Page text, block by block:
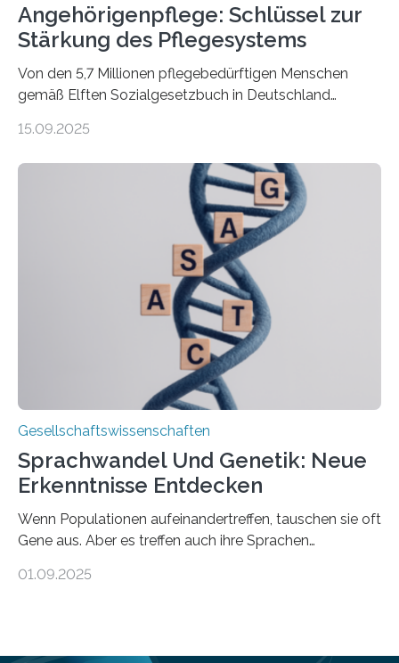
Angehörigenpflege: Schlüssel zur
Stärkung des Pflegesystems
Von den 5,7 Millionen pflegebedürftigen Menschen
gemäß Elften Sozialgesetzbuch in Deutschland
2050 wird eine Zunahme der Pflegebedürftigen auf 9
Wissenschaftler*innen des Deutschen Zentrums für
Altersfragen, des DIW Berlin und der TU Dortmund
aktuelle Pflegearrangements. Besonderes Augenmerk
wurde auf die Unterschiede zwischen Angehörigen-
und Zugehörigenpflege in und außerhalb des eigenen
Haushalts gelegt. Pflege im eigenen Haushalt richtet
sich oft an den/die Partner*in und dies häufig im
15.09.2025
Gesellschaftswissenschaften
Sprachwandel Und Genetik: Neue
Erkenntnisse Entdecken
Wenn Populationen aufeinandertreffen, tauschen sie oft
Gene aus. Aber es treffen auch ihre Sprachen
Sprachen verändern. Wie stark tun sie dies tatsächlich,
01.09.2025